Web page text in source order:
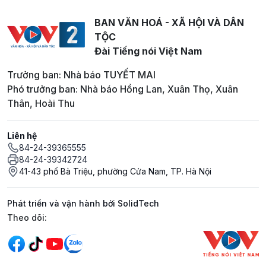
BAN VĂN HOÁ - XÃ HỘI VÀ DÂN
TỘC
Đài Tiếng nói Việt Nam
Trưởng ban: Nhà báo TUYẾT MAI
Phó trưởng ban: Nhà báo Hồng Lan, Xuân Thọ, Xuân
Thân, Hoài Thu
Liên hệ
84-24-39365555
84-24-39342724
41-43 phố Bà Triệu, phường Cửa Nam, TP. Hà Nội
Phát triển và vận hành bởi SolidTech
Mạng xã hội
Theo dõi: